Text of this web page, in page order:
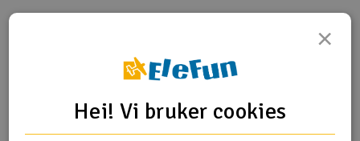
Radioutstyr
Tips en venn
×
Hei! Vi bruker cookies